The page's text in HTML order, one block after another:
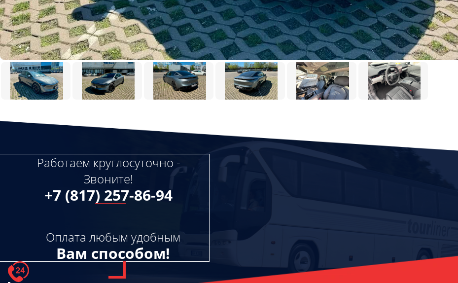
Работаем круглосуточно -
Звоните!
+7 (817) 257-86-94
Оплата любым удобным
Вам способом!